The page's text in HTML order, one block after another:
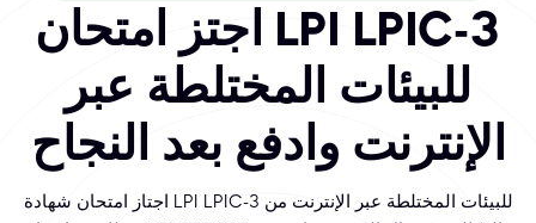
اجتز امتحان LPI LPIC-3
للبيئات المختلطة عبر
الإنترنت وادفع بعد النجاح
اجتاز امتحان شهادة LPI LPIC-3 للبيئات المختلطة عبر الإنترنت من